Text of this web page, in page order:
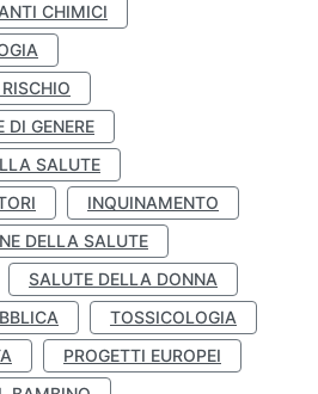
CHIMICI
DI GENERE
SALUTE
INQUINAMENTO
DELLA SALUTE
SALUTE DELLA DONNA
TOSSICOLOGIA
PROGETTI EUROPEI